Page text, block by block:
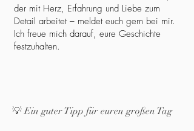
der mit Herz, Erfahrung und Liebe zum
Detail arbeitet – meldet euch gern bei mir.
Ich freue mich darauf, eure Geschichte
festzuhalten.
💡 Ein guter Tipp für euren großen Tag